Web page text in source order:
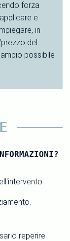
forza
e
in
del
possibile
reperire